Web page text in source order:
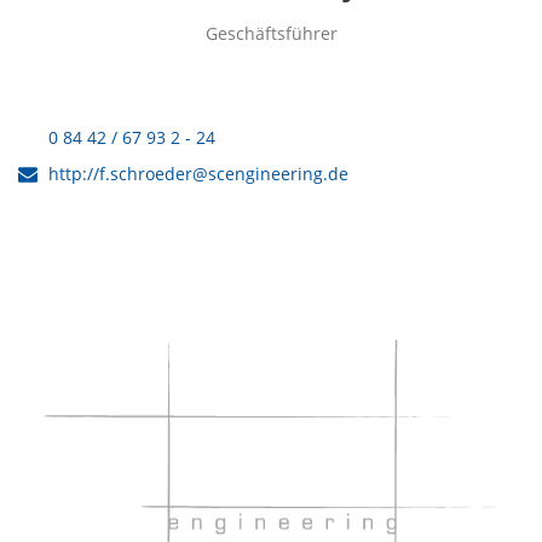
Geschäftsführer
0 84 42 / 67 93 2 - 24
http://f.schroeder@scengineering.de